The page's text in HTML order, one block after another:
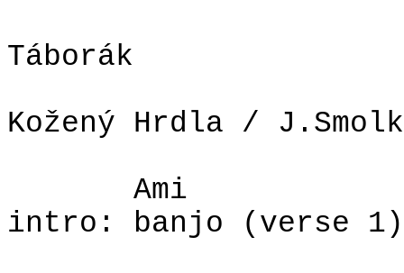
Táborák
Kožený Hrdla /
Ami
intro: banjo (verse 1)